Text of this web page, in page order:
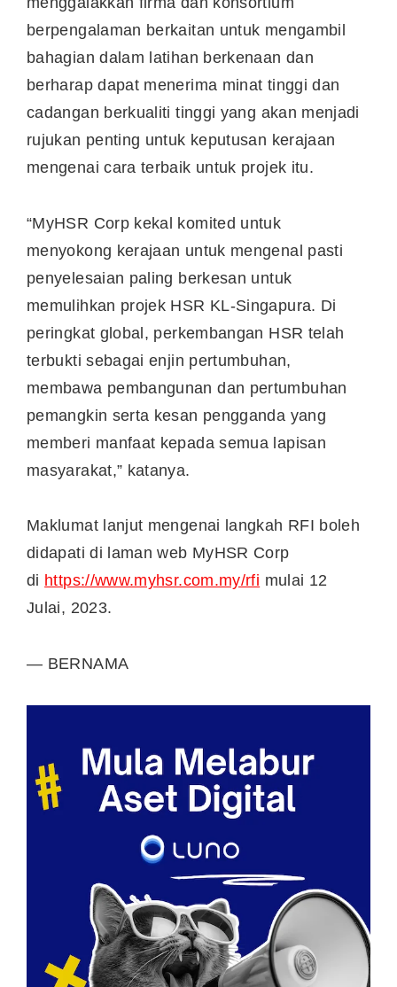
berpengalaman berkaitan untuk mengambil
bahagian dalam latihan berkenaan dan
berharap dapat menerima minat tinggi dan
cadangan berkualiti tinggi yang akan menjadi
rujukan penting untuk keputusan kerajaan
mengenai cara terbaik untuk projek itu.
“MyHSR Corp kekal komited untuk
menyokong kerajaan untuk mengenal pasti
penyelesaian paling berkesan untuk
memulihkan projek HSR KL-Singapura. Di
peringkat global, perkembangan HSR telah
terbukti sebagai enjin pertumbuhan,
membawa pembangunan dan pertumbuhan
pemangkin serta kesan pengganda yang
memberi manfaat kepada semua lapisan
masyarakat,” katanya.
Maklumat lanjut mengenai langkah RFI boleh
didapati di laman web MyHSR Corp
di https://www.myhsr.com.my/rfi mulai 12
Julai, 2023.
— BERNAMA